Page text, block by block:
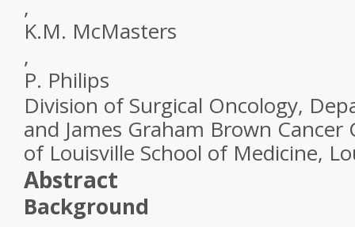
,
K.M. McMasters
,
P. Philips
Division of Surgical Oncology,
and James Graham Brown
of Louisville School of Medicine,
Abstract
Background